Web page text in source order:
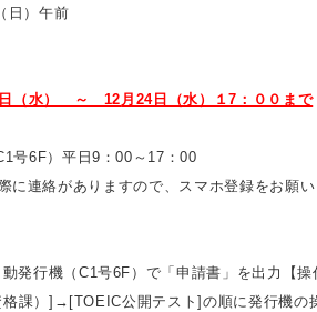
日）午前
日（水） ～ 12月24日（水）１7：００まで
号6F）平日9：00～17：00
に連絡がありますので、スマホ登録をお願い
発行機（C1号6F）で「申請書」を出力【操
課）]→[TOEIC公開テスト]の順に発行機の